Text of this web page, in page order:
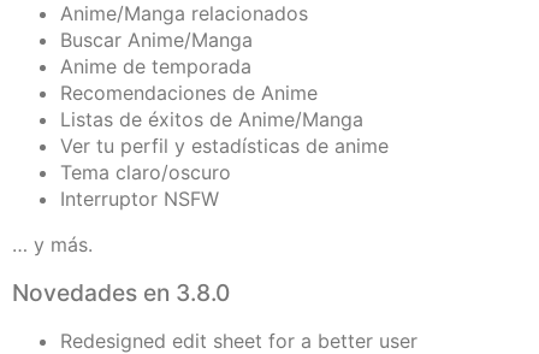
Anime/Manga relacionados
Buscar Anime/Manga
Anime de temporada
Recomendaciones de Anime
Listas de éxitos de Anime/Manga
Ver tu perfil y estadísticas de anime
Tema claro/oscuro
Interruptor NSFW
… y más.
Novedades en 3.8.0
Redesigned edit sheet for a better user